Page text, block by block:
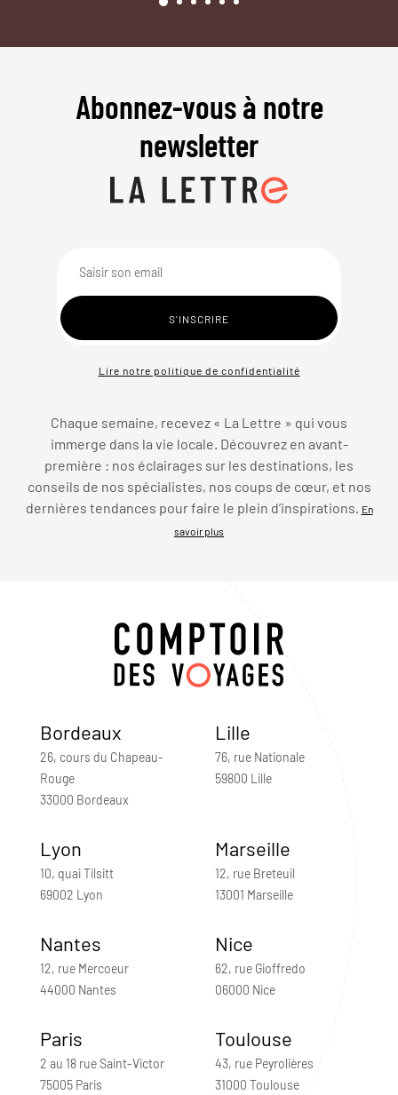
Abonnez-vous à notre
newsletter
Lire notre politique de confidentialité
Chaque semaine, recevez « La Lettre » qui vous
immerge dans la vie locale. Découvrez en avant-
première : nos éclairages sur les destinations, les
conseils de nos spécialistes, nos coups de cœur, et nos
dernières tendances pour faire le plein d’inspirations.
En
savoir plus
Bordeaux
26, cours du Chapeau-
Rouge
33000 Bordeaux
Lille
76, rue Nationale
59800 Lille
Lyon
10, quai Tilsitt
69002 Lyon
Marseille
12, rue Breteuil
13001 Marseille
Nantes
12, rue Mercoeur
44000 Nantes
Nice
62, rue Gioffredo
06000 Nice
Paris
2 au 18 rue Saint-Victor
75005 Paris
Toulouse
43, rue Peyrolières
31000 Toulouse